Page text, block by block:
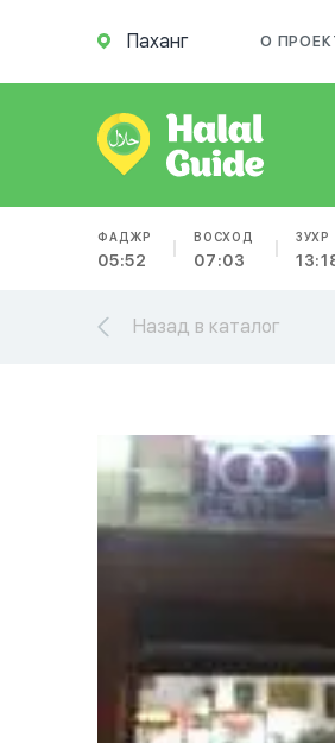
Паханг О
ФАДЖР
05:52
ВОСХОД
07:03
ЗУХР
Назад в каталог